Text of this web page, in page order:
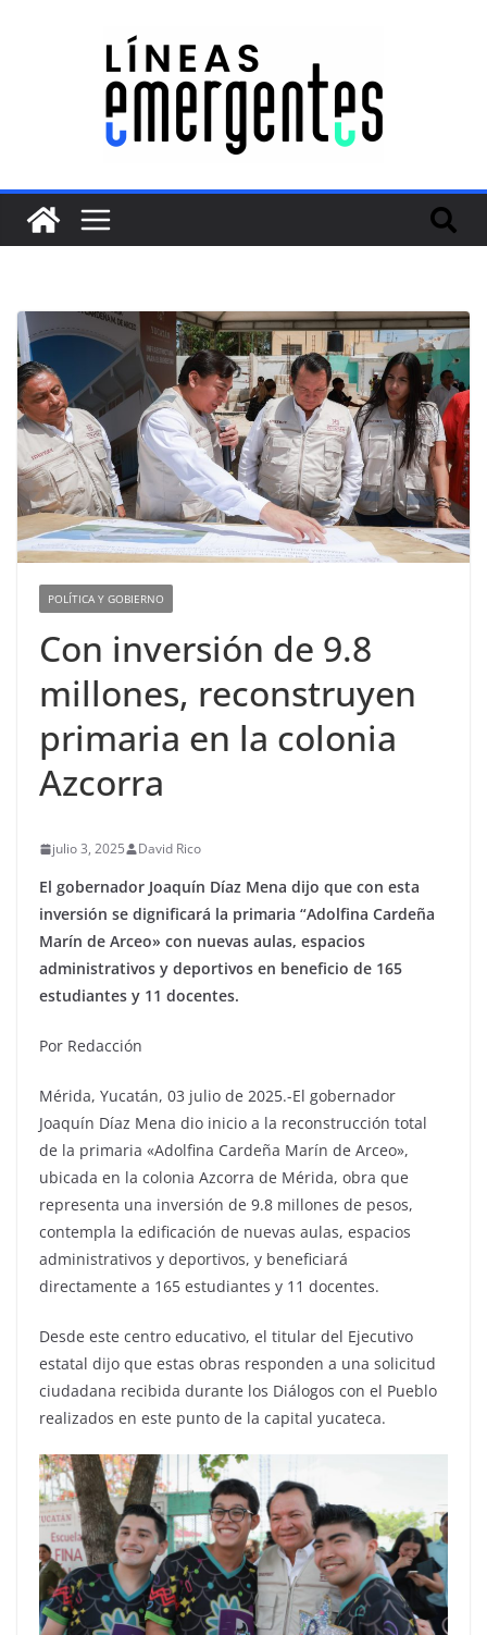
POLÍTICA Y GOBIERNO
Con inversión de 9.8
millones, reconstruyen
primaria en la colonia
Azcorra
julio 3, 2025 David Rico
El gobernador Joaquín Díaz Mena dijo que con esta
inversión se dignificará la primaria “Adolfina Cardeña
Marín de Arceo» con nuevas aulas, espacios
administrativos y deportivos en beneficio de 165
estudiantes y 11 docentes.
Por Redacción
Mérida, Yucatán, 03 julio de 2025.-El gobernador
Joaquín Díaz Mena dio inicio a la reconstrucción total
de la primaria «Adolfina Cardeña Marín de Arceo»,
ubicada en la colonia Azcorra de Mérida, obra que
representa una inversión de 9.8 millones de pesos,
contempla la edificación de nuevas aulas, espacios
administrativos y deportivos, y beneficiará
directamente a 165 estudiantes y 11 docentes.
Desde este centro educativo, el titular del Ejecutivo
estatal dijo que estas obras responden a una solicitud
ciudadana recibida durante los Diálogos con el Pueblo
realizados en este punto de la capital yucateca.